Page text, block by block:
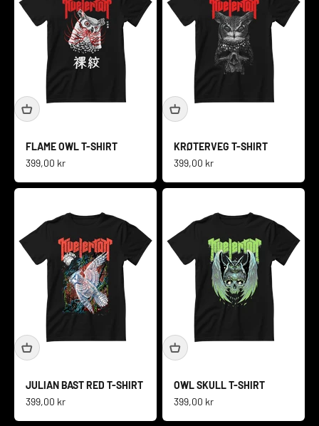
FLAME OWL T-SHIRT
Salgspris
399,00 kr
KRØTERVEG T-SHIRT
Salgspris
399,00 kr
JULIAN BAST RED T-SHIRT
Salgspris
399,00 kr
OWL SKULL T-SHIRT
Salgspris
399,00 kr